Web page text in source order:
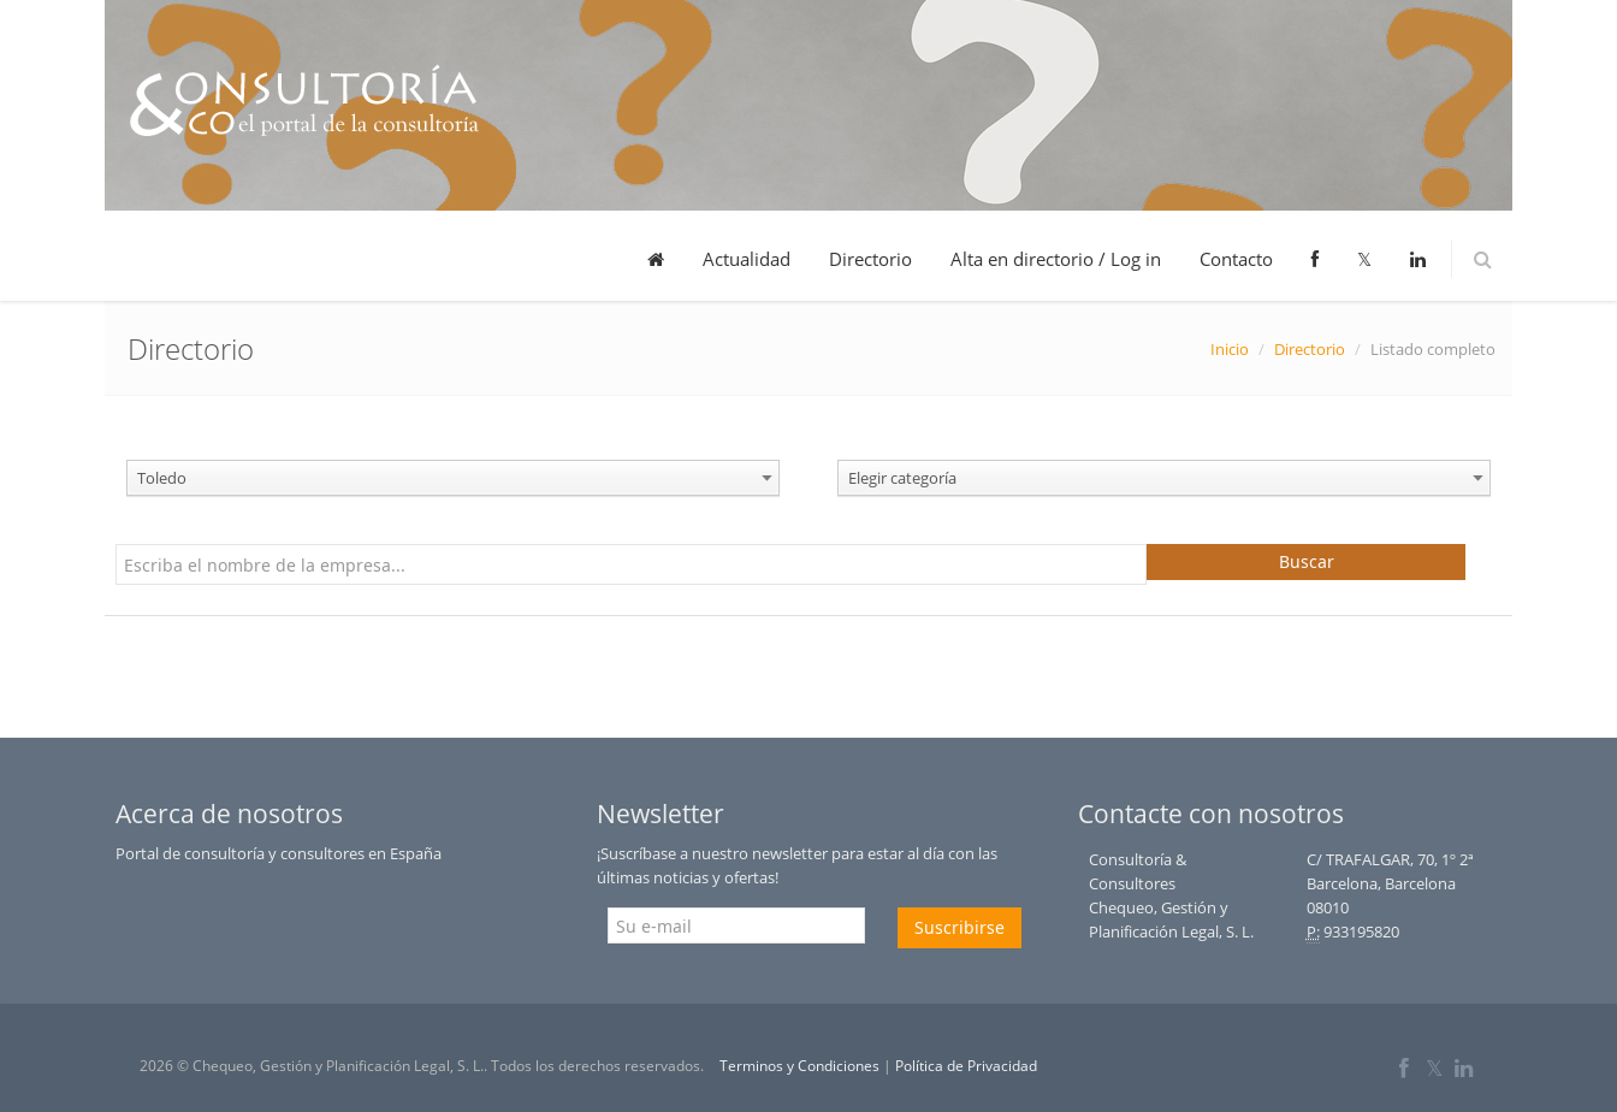
Actualidad Directorio Alta en directorio / Log in Contacto 𝕏
Directorio Inicio / Directorio / Listado completo
Toledo Elegir categoría
Buscar
Acerca de nosotros
Portal de consultoría y consultores en España
Newsletter
¡Suscríbase a nuestro newsletter para estar al día con las
últimas noticias y ofertas!
Suscribirse
Contacte con nosotros
Consultoría &
Consultores
Chequeo, Gestión y
Planificación Legal, S. L.
C/ TRAFALGAR, 70, 1º 2ª
Barcelona, Barcelona
08010
P:933195820
2026 © Chequeo, Gestión y Planificación Legal, S. L.. Todos los derechos reservados. Terminos y Condiciones | Política de Privacidad 𝕏